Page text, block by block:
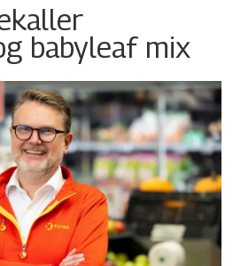
babyleaf mix